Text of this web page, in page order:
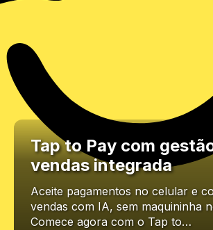
Tap to Pay com
vendas integrada
Aceite pagamentos no celular e
vendas com IA, sem maquininha
Comece agora com o Tap to…